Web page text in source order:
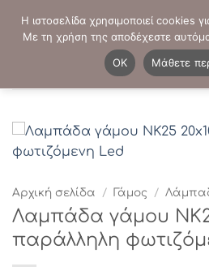
στο
ΤΗΛΕΦΩΝΙΚΕΣ ΠΑΡΑΓΓΕΛΙΕΣ:
Αρχική σελίδα / Γάμος /
Λαμπάδα γάμου
παράλληλη
Η ιστοσελίδα χρησιμοποιεί cookies
Με τη χρήση της αποδέχεστε
OK
Μάθετε